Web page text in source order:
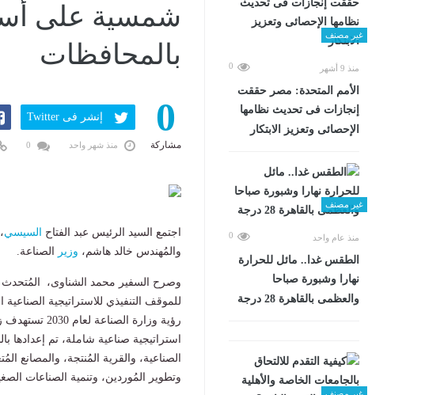
غير مصنف
منذ 9 أشهر 0
الأمم المتحدة: مصر حققت
إنجازات فى تحديث نظامها
الإحصائى وتعزيز الابتكار
غير مصنف
منذ عام واحد 0
الطقس غدا.. مائل للحرارة
نهارا وشبورة صباحا
والعظمى بالقاهرة 28 درجة
بالمحافظات
0
مشاركة
إنشر فى Twitter
منذ شهر واحد
اجتمع السيد الرئيس عبد الفتاح السيسي
والمُهندس خالد هاشم، وزير الصناعة.
وصرح السفير محمد الشناوى، المُتحدث
استراتيجية صناعية شاملة، تم
الصناعية، والقرية المُنتجة، والمصانع
وتطوير المُوردين، وتنمية الصناعات